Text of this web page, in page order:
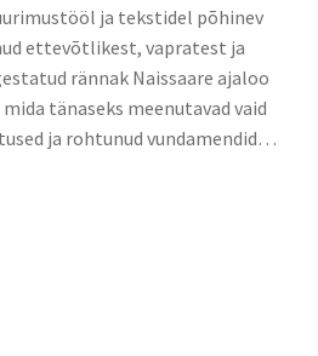
ja tekstidel põhinev
ettevõtlikest, vapratest ja
rännak Naissaare ajaloo
tänaseks meenutavad vaid
ja rohtunud vundamendid…